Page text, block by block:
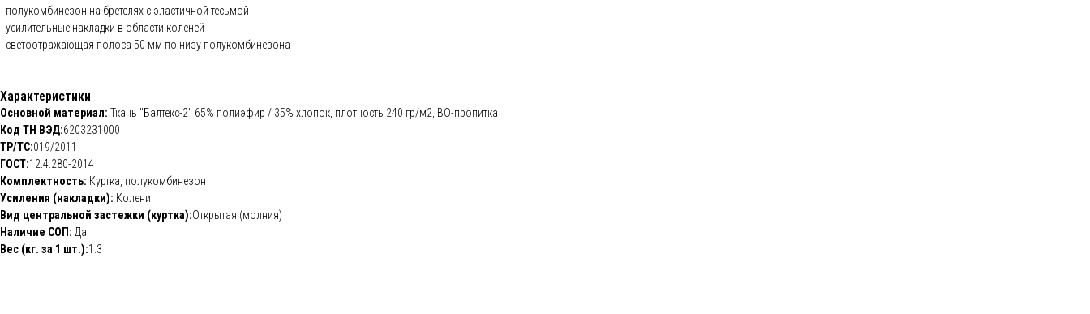
- полукомбинезон на бретелях с эластичной тесьмой
- усилительные накладки в области коленей
- светоотражающая полоса 50 мм по низу полукомбинезона
Характеристики
Основной материал: Ткань "Балтекс-2" 65% полиэфир / 35% хлопок, плотность 240 гр/м2, ВО-пропитка
Код ТН ВЭД:6203231000
ТР/ТС:019/2011
ГОСТ:12.4.280-2014
Комплектность: Куртка, полукомбинезон
Усиления (накладки): Колени
Вид центральной застежки (куртка):Открытая (молния)
Наличие СОП: Да
Вес (кг. за 1 шт.):1.3